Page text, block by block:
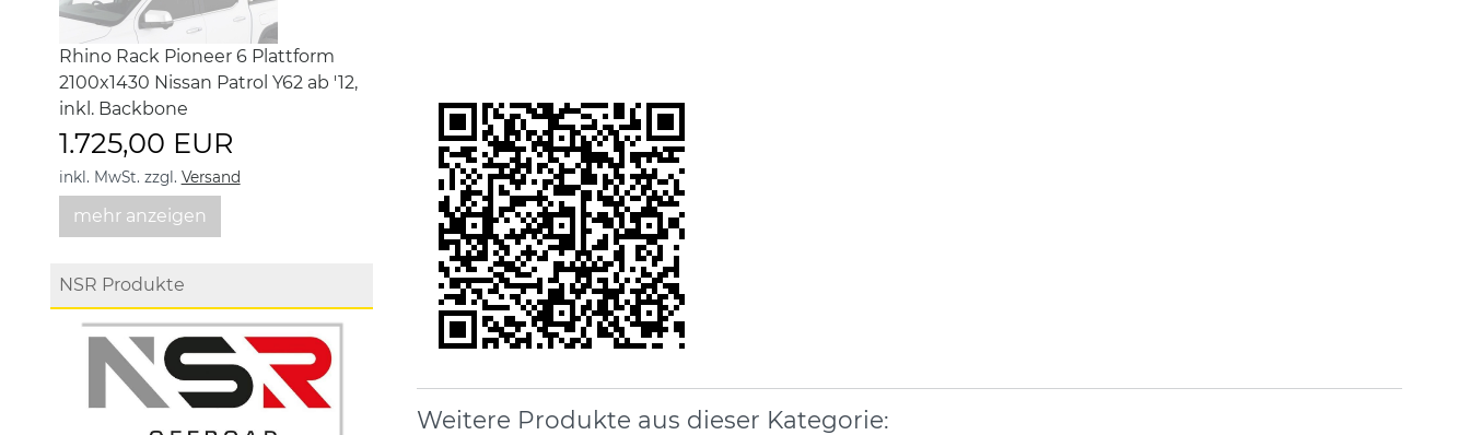
Rhino Rack Pioneer 6 Plattform
2100x1430 Nissan Patrol Y62 ab '12,
inkl. Backbone
1.725,00 EUR
inkl. MwSt. zzgl. Versand
mehr anzeigen
NSR Produkte
Weitere Produkte aus dieser Kategorie: